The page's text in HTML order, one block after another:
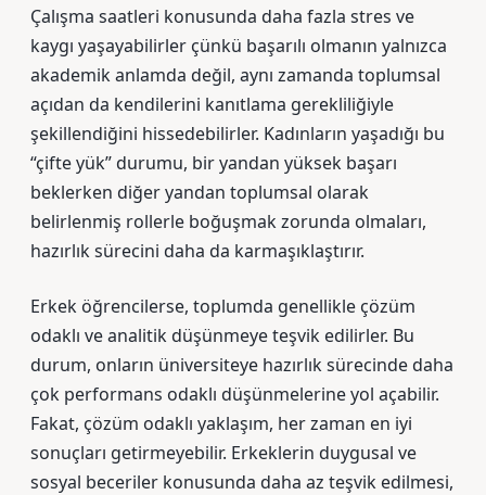
Çalışma saatleri konusunda daha fazla stres ve
kaygı yaşayabilirler çünkü başarılı olmanın yalnızca
akademik anlamda değil, aynı zamanda toplumsal
açıdan da kendilerini kanıtlama gerekliliğiyle
şekillendiğini hissedebilirler. Kadınların yaşadığı bu
“çifte yük” durumu, bir yandan yüksek başarı
beklerken diğer yandan toplumsal olarak
belirlenmiş rollerle boğuşmak zorunda olmaları,
hazırlık sürecini daha da karmaşıklaştırır.
Erkek öğrencilerse, toplumda genellikle çözüm
odaklı ve analitik düşünmeye teşvik edilirler. Bu
durum, onların üniversiteye hazırlık sürecinde daha
çok performans odaklı düşünmelerine yol açabilir.
Fakat, çözüm odaklı yaklaşım, her zaman en iyi
sonuçları getirmeyebilir. Erkeklerin duygusal ve
sosyal beceriler konusunda daha az teşvik edilmesi,